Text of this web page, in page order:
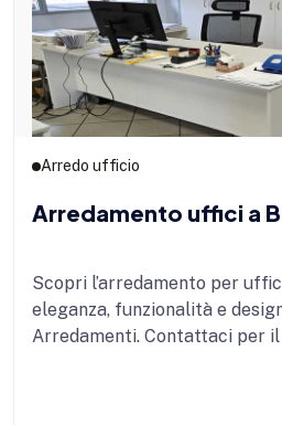
Arredo ufficio
Arredamento uffici a
Scopri l’arredamento per
eleganza, funzionalità e
Arredamenti. Contattaci per